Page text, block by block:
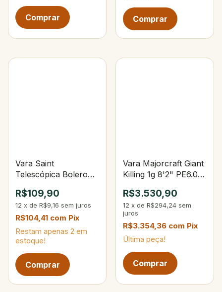
Vara Saint
Telescópica Bolero
R$109,90
12 x de R$9,16 sem juros
R$104,41 com Pix
Restam apenas 2 em
estoque!
Vara Majorcraft Giant
Killing 1g 8'2" PE6.0
R$3.530,90
12 x de R$294,24 sem
juros
R$3.354,36 com Pix
Última peça!